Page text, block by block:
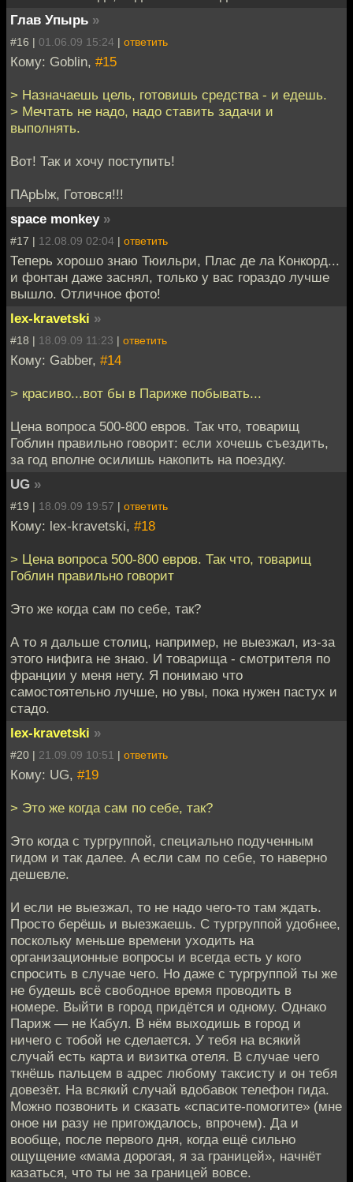
Глав Упырь »
#16 | 01.06.09 15:24 | ответить
Кому: Goblin, #15
> Назначаешь цель, готовишь средства - и едешь.
> Мечтать не надо, надо ставить задачи и
выполнять.
Вот! Так и хочу поступить!
ПАрЫж, Готовся!!!
space monkey »
#17 | 12.08.09 02:04 | ответить
Теперь хорошо знаю Тюильри, Плас де ла Конкорд...
и фонтан даже заснял, только у вас гораздо лучше
вышло. Отличное фото!
lex-kravetski »
#18 | 18.09.09 11:23 | ответить
Кому: Gabber, #14
> красиво...вот бы в Париже побывать...
Цена вопроса 500-800 евров. Так что, товарищ
Гоблин правильно говорит: если хочешь съездить,
за год вполне осилишь накопить на поездку.
UG »
#19 | 18.09.09 19:57 | ответить
Кому: lex-kravetski, #18
> Цена вопроса 500-800 евров. Так что, товарищ
Гоблин правильно говорит
Это же когда сам по себе, так?
А то я дальше столиц, например, не выезжал, из-за
этого нифига не знаю. И товарища - смотрителя по
франции у меня нету. Я понимаю что
самостоятельно лучше, но увы, пока нужен пастух и
стадо.
lex-kravetski »
#20 | 21.09.09 10:51 | ответить
Кому: UG, #19
> Это же когда сам по себе, так?
Это когда с тургруппой, специально подученным
гидом и так далее. А если сам по себе, то наверно
дешевле.
И если не выезжал, то не надо чего-то там ждать.
Просто берёшь и выезжаешь. С тургруппой удобнее,
поскольку меньше времени уходить на
организационные вопросы и всегда есть у кого
спросить в случае чего. Но даже с тургруппой ты же
не будешь всё свободное время проводить в
номере. Выйти в город придётся и одному. Однако
Париж — не Кабул. В нём выходишь в город и
ничего с тобой не сделается. У тебя на всякий
случай есть карта и визитка отеля. В случае чего
ткнёшь пальцем в адрес любому таксисту и он тебя
довезёт. На всякий случай вдобавок телефон гида.
Можно позвонить и сказать «спасите-помогите» (мне
оное ни разу не пригождалось, впрочем). Да и
вообще, после первого дня, когда ещё сильно
ощущение «мама дорогая, я за границей», начнёт
казаться, что ты не за границей вовсе.